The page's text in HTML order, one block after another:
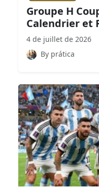
Groupe H
Calendrier et
4 de juillet de 2026
By prática